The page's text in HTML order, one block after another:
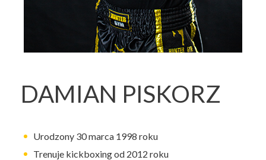
DAMIAN PISKORZ
Urodzony 30 marca 1998 roku
Trenuje kickboxing od 2012 roku